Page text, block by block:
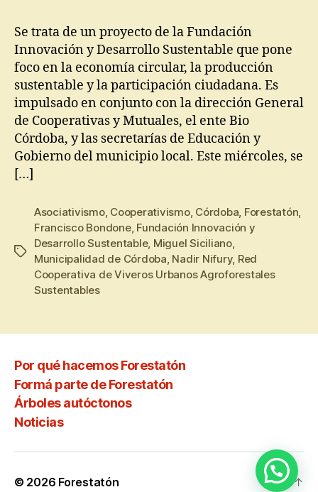
Se trata de un proyecto de la Fundación
Innovación y Desarrollo Sustentable que pone
foco en la economía circular, la producción
sustentable y la participación ciudadana. Es
impulsado en conjunto con la dirección General
de Cooperativas y Mutuales, el ente Bio
Córdoba, y las secretarías de Educación y
Gobierno del municipio local. Este miércoles, se
[…]
Asociativismo, Cooperativismo, Córdoba Forestatón
Francisco Bondone, Fundación Innovación y
Desarrollo Sustentable, Miguel Siciliano,
Municipalidad de Córdoba Nadir Nifury, Red
Cooperativa de Viveros Urbanos Agroforestales
Sustentables
Por qué hacemos Forestatón
Formá parte de Forestatón
Árboles autóctonos
Noticias
© 2026 Forestatón Subir↑